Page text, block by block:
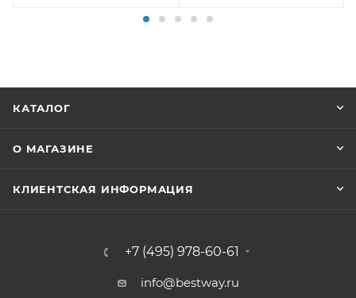
КАТАЛОГ
О МАГАЗИНЕ
КЛИЕНТСКАЯ ИНФОРМАЦИЯ
+7 (495) 978-60-61
info@bestway.ru